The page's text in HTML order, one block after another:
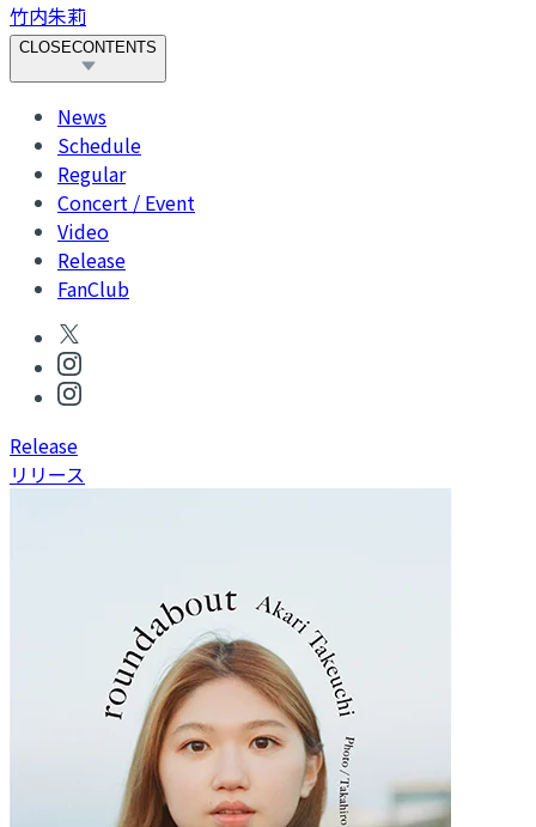
竹内朱莉
CLOSECONTENTS
News
Schedule
Regular
Concert / Event
Video
Release
FanClub
Release
リリース